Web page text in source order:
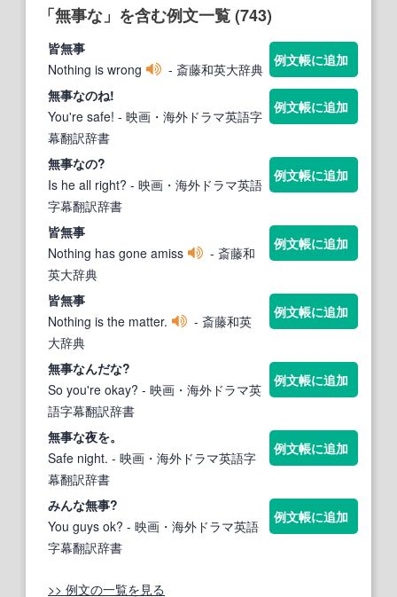
「無事な」を含む例文一覧 (743)
皆無事
Nothing is wrong
- 斎藤和英大辞典
例文帳に追加
無事なのね!
You're safe! - 映画・海外ドラマ英語字
幕翻訳辞書
例文帳に追加
無事なの?
Is he all right? - 映画・海外ドラマ英語
字幕翻訳辞書
例文帳に追加
皆無事
Nothing has gone amiss
- 斎藤和
英大辞典
例文帳に追加
皆無事
Nothing is the matter.
- 斎藤和英
大辞典
例文帳に追加
無事なんだな?
So you're okay? - 映画・海外ドラマ英
語字幕翻訳辞書
例文帳に追加
無事な夜を。
Safe night. - 映画・海外ドラマ英語字
幕翻訳辞書
例文帳に追加
みんな無事?
You guys ok? - 映画・海外ドラマ英語
字幕翻訳辞書
例文帳に追加
>> 例文の一覧を見る